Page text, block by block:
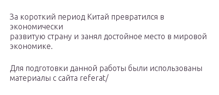
За короткий период Китай превратился в
экономически
развитую страну и занял достойное место в мировой
экономике.
Для подготовки данной работы были использованы
материалы с сайта referat/